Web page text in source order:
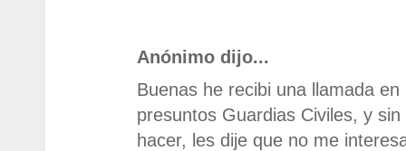
Anónimo dijo...
Buenas he recibi una llamada
presuntos Guardias Civiles, y
hacer, les dije que no me